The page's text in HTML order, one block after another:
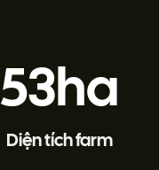
54ha
Diện tích farm